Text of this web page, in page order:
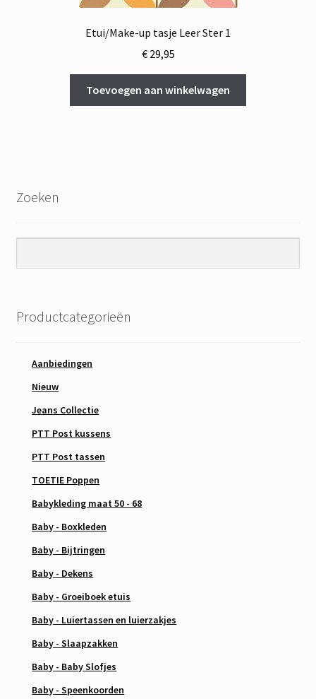
Etui/Make-up tasje Leer Ster 1
€29,95
Toevoegen aan winkelwagen
Zoeken
Productcategorieën
Aanbiedingen
Nieuw
Jeans Collectie
PTT Post kussens
PTT Post tassen
TOETIE Poppen
Babykleding maat 50 - 68
Baby - Boxkleden
Baby - Bijtringen
Baby - Dekens
Baby - Groeiboek etuis
Baby - Luiertassen en luierzakjes
Baby - Slaapzakken
Baby - Baby Slofjes
Baby - Speenkoorden